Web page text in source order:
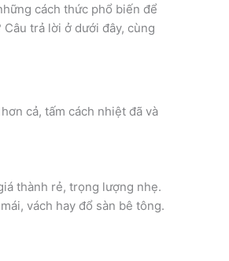
cách thức phổ biến để
trả lời ở dưới đây, cùng
cả, tấm cách nhiệt đã và
thành rẻ, trọng lượng nhẹ.
vách hay đổ sàn bê tông.